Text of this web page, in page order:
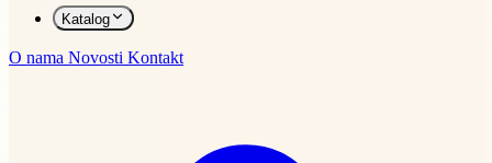
Katalog
O nama Novosti Kontakt